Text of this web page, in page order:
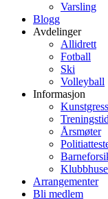
Varsling
Blogg
Avdelinger
Allidrett
Fotball
Ski
Volleyball
Informasjon
Årsmøter
Arrangementer
Bli medlem